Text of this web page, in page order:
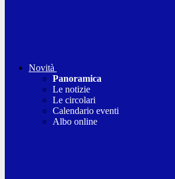
Novità
Panoramica
Le notizie
Le circolari
Calendario eventi
Albo online